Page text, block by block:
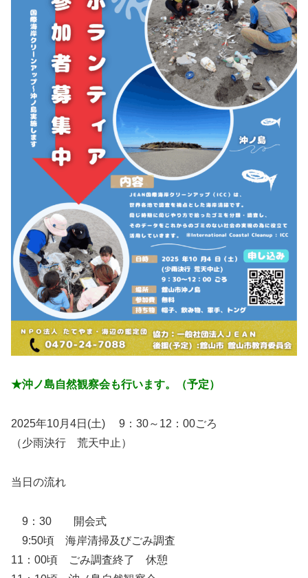
★沖ノ島自然観察会も行います。（予定）
2025年10月4日(土) 9：30～12：00ごろ
（少雨決行 荒天中止）
当日の流れ
9：30 開会式
9:50頃 海岸清掃及びごみ調査
11：00頃 ごみ調査終了 休憩